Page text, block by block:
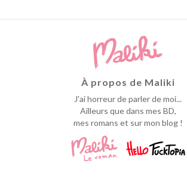
À propos de Maliki
J'ai horreur de parler de moi...
Ailleurs que dans mes BD,
mes romans et sur mon blog !